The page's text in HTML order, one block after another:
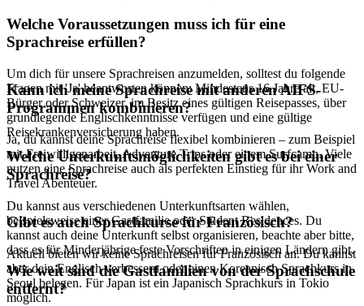
Welche Voraussetzungen muss ich für eine
Sprachreise erfüllen?
Um dich für unsere Sprachreisen anzumelden, solltest du folgende
Fragen mit 'Ja' beantworten können: Mindestens 16 Jahre alt, EU-
Bürger oder Schweizer, im Besitz eines gültigen Reisepasses, über
grundlegende Englischkenntnisse verfügen und eine gültige
Reisekrankenversicherung haben.
Kann ich meine Sprachreise mit anderen AIFS-
Programmen kombinieren?
Ja, du kannst deine Sprachreise flexibel kombinieren – zum Beispiel
mit Freiwilligenarbeit, Adventure Trips oder einem Surfcamp. Viele
nutzen eine Sprachreise auch als perfekten Einstieg für ihr Work and
Travel Abenteuer.
Welche Unterkunftsmöglichkeiten gibt es bei einer
Sprachreise?
Du kannst aus verschiedenen Unterkunftsarten wählen,
beispielsweise einer Gastfamilie oder Student Residences. Du
kannst auch deine Unterkunft selbst organisieren, beachte aber bitte,
dass es für Minderjährige feste Vorschriften in einigen Ländern gibt.
Gibt es auch Sprachkurse für Französisch?
Aktuell bieten wir keine Sprachreisen für Französisch an. Du kannst
aber dein Englisch verbessern oder einen Koreanisch Sprachkurs in
Seoul belegen. Für Japan ist ein Japanisch Sprachkurs in Tokio
möglich.
Wie weit sind die Gastfamilien von der Sprachschule
entfernt?